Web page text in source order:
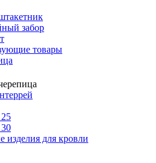
забор
товары
изделия для кровли